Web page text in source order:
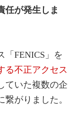
任が発生しま
「FENICS」を
る不正アクセス
ていた複数の企
がりました。